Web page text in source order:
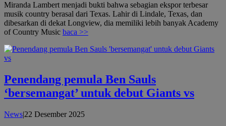
Miranda Lambert menjadi bukti bahwa sebagian ekspor terbesar
musik country berasal dari Texas. Lahir di Lindale, Texas, dan
dibesarkan di dekat Longview, dia memiliki lebih banyak Academy
of Country Music baca >>
Penendang pemula Ben Sauls
‘bersemangat’ untuk debut Giants vs
News|22 Desember 2025oleh